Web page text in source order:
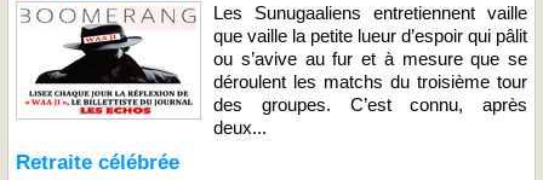
Les Sunugaaliens entretiennent vaille
que vaille la petite lueur d’espoir qui pâlit
ou s’avive au fur et à mesure que se
déroulent les matchs du troisième tour
des groupes. C’est connu, après
deux...
Retraite célébrée